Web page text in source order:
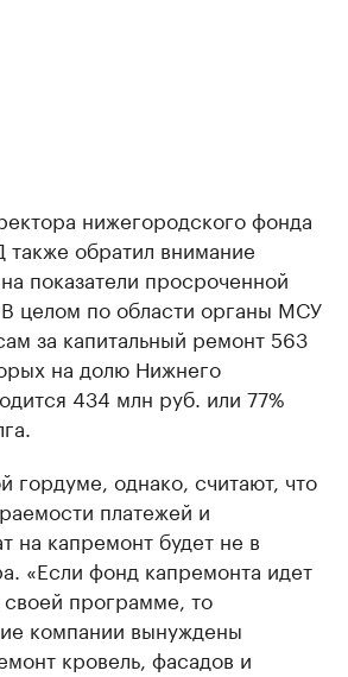
нижегородского фонда
обратил внимание
показатели просроченной
целом по области органы МСУ
за капитальный ремонт 563
на долю Нижнего
434 млн руб. или 77%
гордуме, однако, считают, что
платежей и
на капремонт будет не в
«Если фонд капремонта идет
программе, то
компании вынуждены
кровель, фасадов и